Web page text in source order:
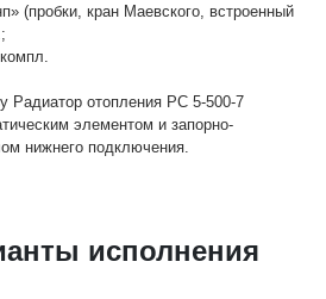
(пробки, кран Маевского, встроенный
Радиатор отопления РС 5-500-7
элементом и запорно-
нижнего подключения.
исполнения